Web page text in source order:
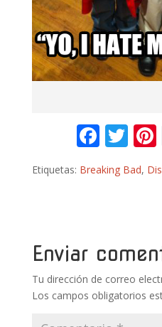
F
ac
e
o
k
T
w
itt
Etiquetas: Breaking Bad,
Enviar
Tu dirección de correo
Los campos obligatorios